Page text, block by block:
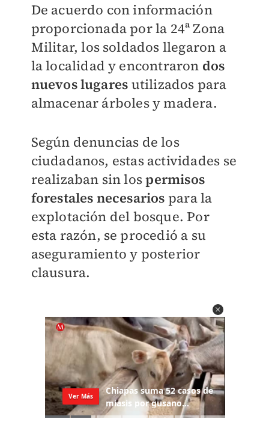
De acuerdo con información
proporcionada por la 24ª Zona
Militar, los soldados llegaron a
la localidad y encontraron dos
nuevos lugares utilizados para
almacenar árboles y madera.
Según denuncias de los
ciudadanos, estas actividades se
realizaban sin lospermisos
forestales necesarios para la
explotación del bosque. Por
esta razón, se procedió a su
aseguramiento y posterior
clausura.